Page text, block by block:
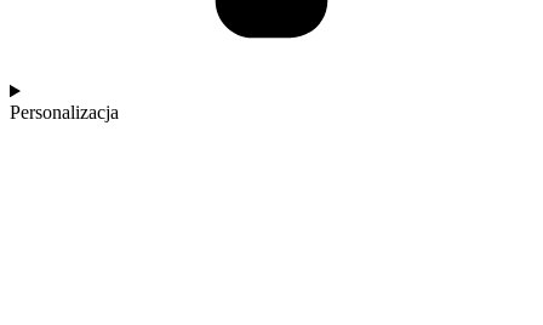
Personalizacja